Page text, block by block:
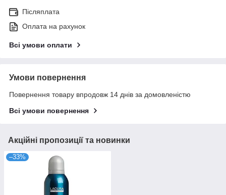
Післяплата
Оплата на рахунок
Всі умови оплати
Умови повернення
Повернення товару впродовж 14 днів за домовленістю
Всі умови повернення
Акційні пропозиції та новинки
–33%